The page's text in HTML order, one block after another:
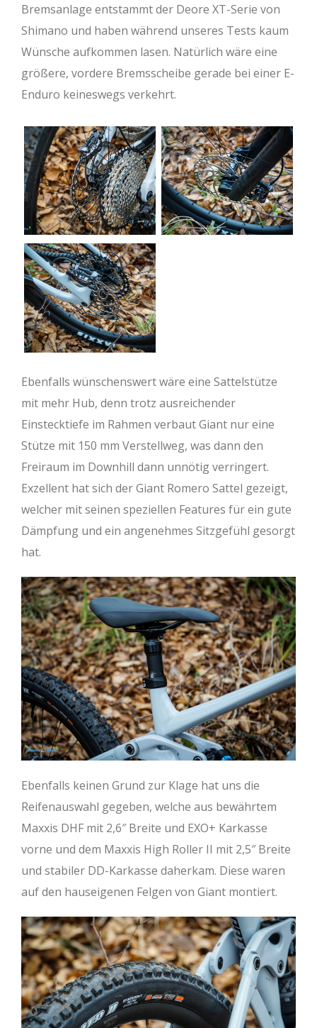
Bremsanlage entstammt der Deore XT-Serie von
Shimano und haben während unseres Tests kaum
Wünsche aufkommen lasen. Natürlich wäre eine
größere, vordere Bremsscheibe gerade bei einer E-
Enduro keineswegs verkehrt.
Ebenfalls wünschenswert wäre eine Sattelstütze
mit mehr Hub, denn trotz ausreichender
Einstecktiefe im Rahmen verbaut Giant nur eine
Stütze mit 150 mm Verstellweg, was dann den
Freiraum im Downhill dann unnötig verringert.
Exzellent hat sich der Giant Romero Sattel gezeigt,
welcher mit seinen speziellen Features für ein gute
Dämpfung und ein angenehmes Sitzgefühl gesorgt
hat.
Ebenfalls keinen Grund zur Klage hat uns die
Reifenauswahl gegeben, welche aus bewährtem
Maxxis DHF mit 2,6″ Breite und EXO+ Karkasse
vorne und dem Maxxis High Roller II mit 2,5″ Breite
und stabiler DD-Karkasse daherkam. Diese waren
auf den hauseigenen Felgen von Giant montiert.